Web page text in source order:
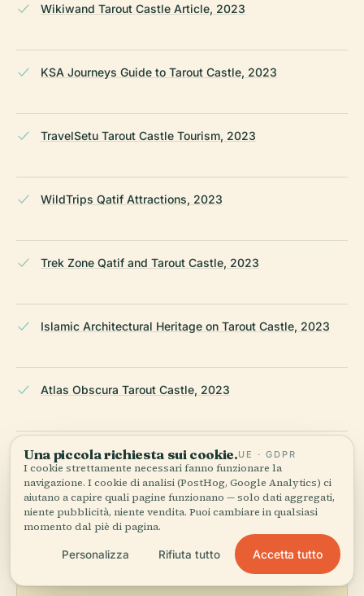
Wikiwand Tarout Castle Article, 2023
KSA Journeys Guide to Tarout Castle, 2023
TravelSetu Tarout Castle Tourism, 2023
WildTrips Qatif Attractions, 2023
Trek Zone Qatif and Tarout Castle, 2023
Islamic Architectural Heritage on Tarout Castle, 2023
Atlas Obscura Tarout Castle, 2023
Wikipedia — Tarout Castle
ULTIMA REVISIONE: APRIL 2026
Ricercato da Wikidata, Wikipedia e fonti ufficiali · verificato ·
Come creiamo le nostre guide →
Una piccola richiesta sui cookie.UE · GDPR
I cookie strettamente necessari fanno funzionare la
navigazione. I cookie di analisi (PostHog, Google Analytics) ci
aiutano a capire quali pagine funzionano — solo dati aggregati,
niente pubblicità, niente vendita. Puoi cambiare in qualsiasi
momento dal piè di pagina.
Personalizza Rifiuta tutto Accetta tutto